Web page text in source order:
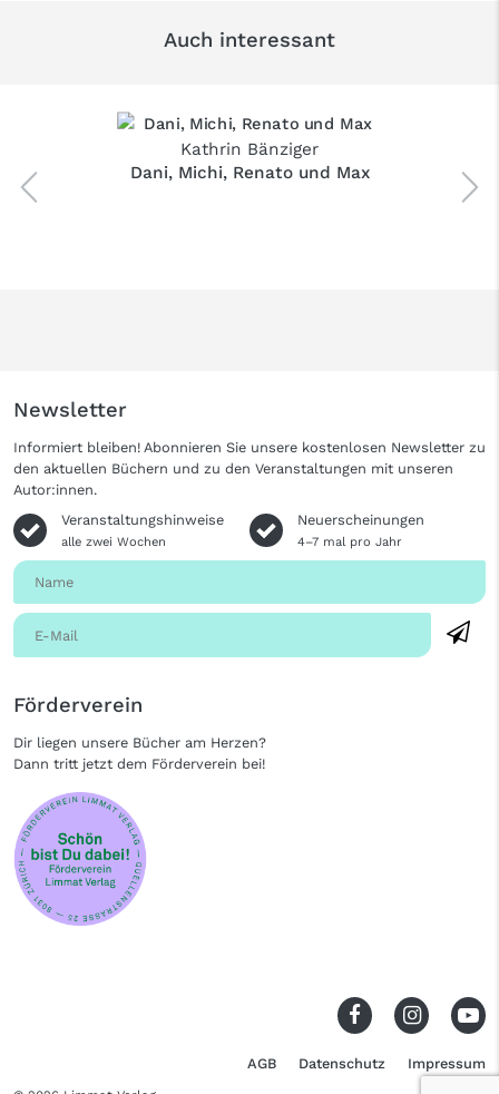
Auch interessant
Kathrin Bänziger
Dani, Michi, Renato und Max
Newsletter
Informiert bleiben! Abonnieren Sie unsere kostenlosen Newsletter zu
den aktuellen Büchern und zu den Veranstaltungen mit unseren
Autor:innen.
Veranstaltungshinweise
alle zwei Wochen
Neuerscheinungen
4–7 mal pro Jahr
Förderverein
Dir liegen unsere Bücher am Herzen?
Dann tritt jetzt dem Förderverein bei!
AGB Datenschutz Impressum